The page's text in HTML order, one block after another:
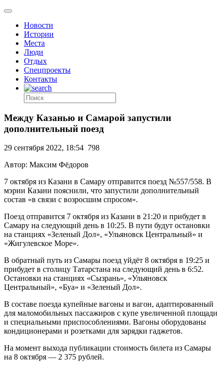
Новости
Истории
Места
Люди
Отдых
Спецпроекты
Контакты
Между Казанью и Самарой запустили
дополнительный поезд
29 сентября 2022, 18:54 798
Автор: Максим Фёдоров
7 октября из Казани в Самару отправится поезд №557/558. В
мэрии Казани пояснили, что запустили дополнительный
состав «в связи с возросшим спросом».
Поезд отправится 7 октября из Казани в 21:20 и прибудет в
Самару на следующий день в 10:25. В пути будут остановки
на станциях «Зеленый Дол», «Ульяновск Центральный» и
«Жигулевское Море».
В обратный путь из Самары поезд уйдёт 8 октября в 19:25 и
прибудет в столицу Татарстана на следующий день в 6:52.
Остановки на станциях «Сызрань», «Ульяновск
Центральный», «Буа» и «Зеленый Дол».
В составе поезда купейные вагоны и вагон, адаптированный
для маломобильных пассажиров с купе увеличенной площади
и специальными приспособлениями. Вагоны оборудованы
кондиционерами и розетками для зарядки гаджетов.
На момент выхода публикации стоимость билета из Самары
на 8 октября — 2 375 рублей.